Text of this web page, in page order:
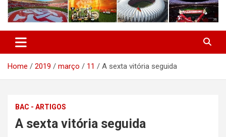
Home 2019 março 11 A sexta vitória seguida
BAC - ARTIGOS
A sexta vitória seguida